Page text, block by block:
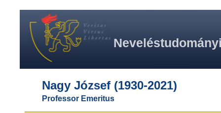
Nagy József (1930-2021)
Professor Emeritus